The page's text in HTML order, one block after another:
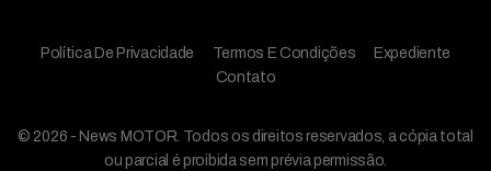
Política De Privacidade Termos E Condições
Expediente
Contato
© 2026 - News MOTOR. Todos os direitos reservados, a cópia total
ou parcial é proibida sem prévia permissão.